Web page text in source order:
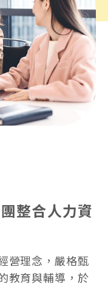
整合人力資
營理念，嚴格甄
教育與輔導，於